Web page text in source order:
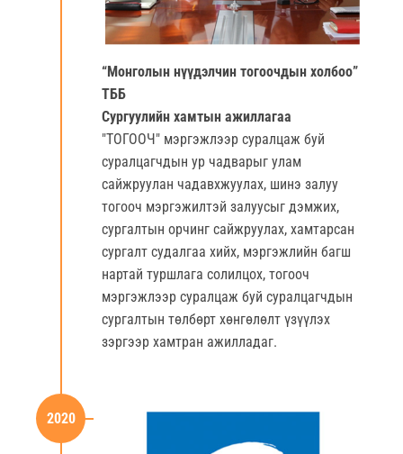
“Монголын нүүдэлчин тогоочдын холбоо”
ТББ
Сургуулийн хамтын ажиллагаа
"ТОГООЧ" мэргэжлээр суралцаж буй
суралцагчдын ур чадварыг улам
сайжруулан чадавхжуулах, шинэ залуу
тогооч мэргэжилтэй залуусыг дэмжих,
сургалтын орчинг сайжруулах, хамтарсан
сургалт судалгаа хийх, мэргэжлийн багш
нартай туршлага солилцох, тогооч
мэргэжлээр суралцаж буй суралцагчдын
сургалтын төлбөрт хөнгөлөлт үзүүлэх
зэргээр хамтран ажилладаг.
2020